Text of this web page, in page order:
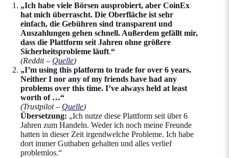
„Ich habe viele Börsen ausprobiert, aber CoinEx
hat mich überrascht. Die Oberfläche ist sehr
einfach, die Gebühren sind transparent und
Auszahlungen gehen schnell. Außerdem gefällt mir,
dass die Plattform seit Jahren ohne größere
Sicherheitsprobleme läuft.“
(Reddit – Quelle)
„I’m using this platform to trade for over 6 years.
Neither I nor any of my friends have had any
problems over this time. I’ve always held at least
worth of …“
(Trustpilot – Quelle)
Übersetzung: „Ich nutze diese Plattform seit über 6
Jahren zum Handeln. Weder ich noch meine Freunde
hatten in dieser Zeit irgendwelche Probleme. Ich habe
dort immer Guthaben gehalten und alles verlief
problemlos.“